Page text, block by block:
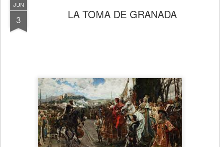
JUN
3 LA TOMA DE GRANADA